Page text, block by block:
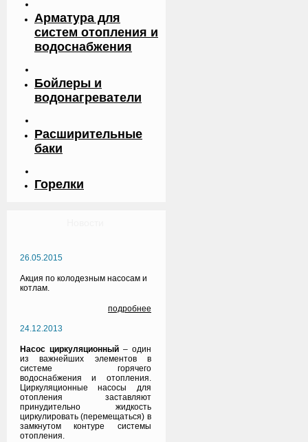
Арматура для
систем отопления и
водоснабжения
Бойлеры и
водонагреватели
Расширительные
баки
Горелки
26.05.2015
Акция по колодезным насосам и
котлам.
подробнее
24.12.2013
Насос циркуляционный – один
из важнейших элементов в
системе горячего
водоснабжения и отопления.
Циркуляционные насосы для
отопления заставляют
принудительно жидкость
циркулировать (перемещаться) в
замкнутом контуре системы
отопления.